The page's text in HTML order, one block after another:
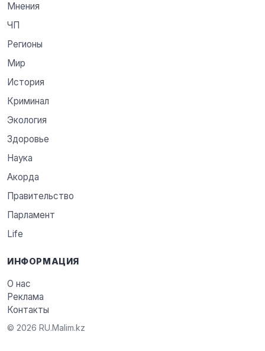
Мнения
ЧП
Регионы
Мир
История
Криминал
Экология
Здоровье
Наука
Акорда
Правительство
Парламент
Life
ИНФОРМАЦИЯ
О нас
Реклама
Контакты
© 2026 RU.Malim.kz